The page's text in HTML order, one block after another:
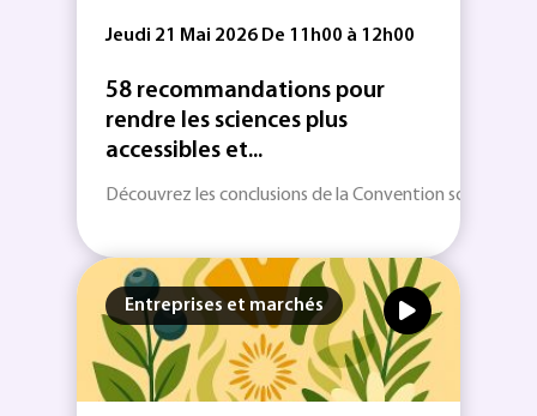
Jeudi 21 Mai 2026 De 11h00 à 12h00
58 recommandations pour
rendre les sciences plus
accessibles et...
Découvrez les conclusions de la Convention scientifique
Entreprises et marchés